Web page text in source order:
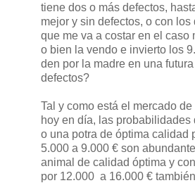
tiene dos o más defectos,
mejor y sin defectos, o con los
que me va a costar en el caso
o bien la vendo e invierto los
den por la madre en una
defectos?
Tal y como está el mercado
hoy en día, las probabilidades
o una potra de óptima calidad
5.000 a 9.000 € son
animal de calidad óptima y
por 12.000 a 16.000 €